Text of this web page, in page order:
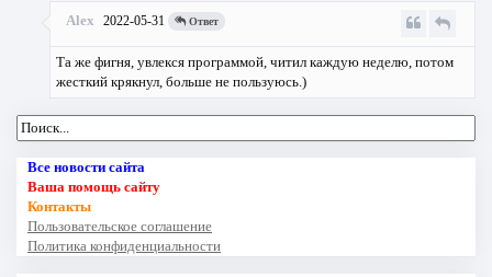
Alex 2022-05-31 Ответ
Та же фигня, увлекся программой, читил каждую неделю, потом
жесткий крякнул, больше не пользуюсь.)
Все новости сайта
Ваша помощь сайту
Контакты
Пользовательское соглашение
Политика конфиденциальности